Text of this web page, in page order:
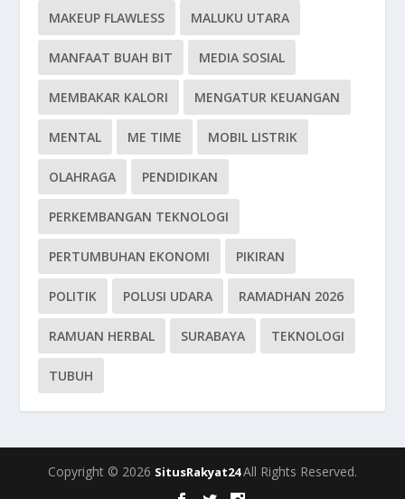
MAKEUP FLAWLESS MALUKU UTARA
MANFAAT BUAH BIT MEDIA SOSIAL
MEMBAKAR KALORI MENGATUR KEUANGAN
MENTAL ME TIME MOBIL LISTRIK
OLAHRAGA PENDIDIKAN
PERKEMBANGAN TEKNOLOGI
PERTUMBUHAN EKONOMI PIKIRAN
POLITIK POLUSI UDARA RAMADHAN 2026
RAMUAN HERBAL SURABAYA TEKNOLOGI
TUBUH
Copyright © 2026 SitusRakyat24All Rights Reserved.